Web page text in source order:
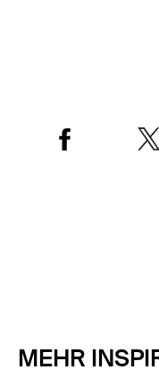
MEHR